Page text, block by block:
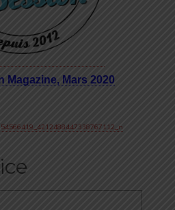
Magazine, Mars 2020